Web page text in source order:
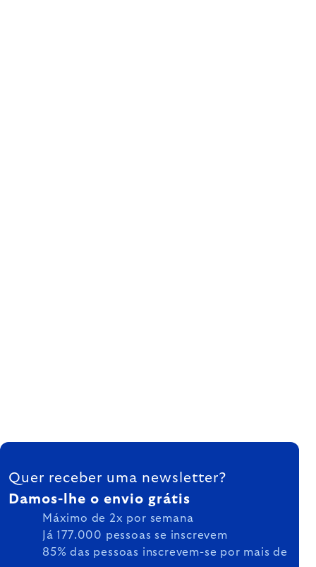
FOOTER
Quer receber uma newsletter?
Damos-lhe o envio grátis
Máximo de 2x por semana
Já 177.000 pessoas se inscrevem
85% das pessoas inscrevem-se por mais de